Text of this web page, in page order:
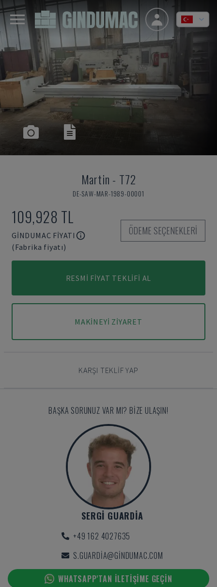
Martin - T72
DE-SAW-MAR-1989-00001
109,928 TL
GINDUMAC FIYATI
(Fabrika fiyatı)
ÖDEME SEÇENEKLERI
RESMI FIYAT TEKLIFI AL
MAKINEYI ZIYARET
KARŞI TEKLIF YAP
BAŞKA SORUNUZ VAR MI? BIZE ULAŞIN!
SERGI GUARDIA
+49 162 4027635
S.GUARDIA@GINDUMAC.COM
WHATSAPP'TAN ILETIŞIME GEÇIN